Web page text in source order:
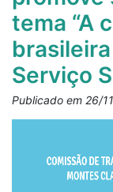
tema “A
Serviço
Publicado em 26/